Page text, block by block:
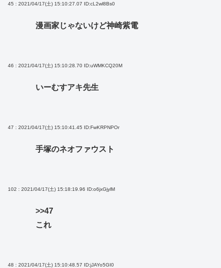
45 : 2021/04/17(土) 15:10:27.07 ID:cL2wl8Bs0
漫画家じゃないけど神崎紫電
46 : 2021/04/17(土) 15:10:28.70 ID:uWMKCQ20M
いーむすアキ先生
47 : 2021/04/17(土) 15:10:41.45 ID:FwKRPNPOr
手塚のネオファウスト
102 : 2021/04/17(土) 15:18:19.96 ID:o6jxGjylM
>>47
これ
48 : 2021/04/17(土) 15:10:48.57 ID:jJAYo5GI0